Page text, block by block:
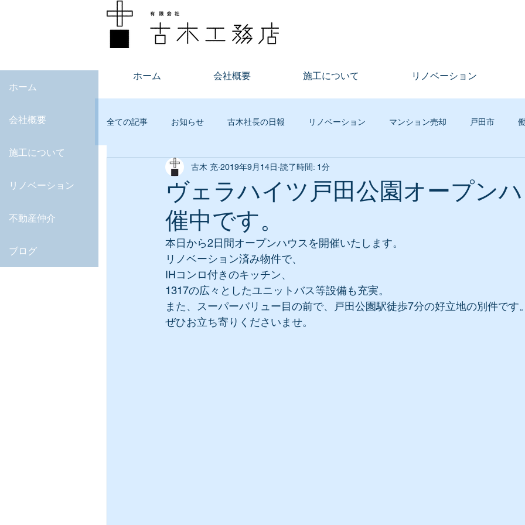
ホーム
会社概要
施工について
リノベーション
不動産仲介
ブログ
ホーム 会社概要 施工について リノベーション
全ての記事 お知らせ 古木社長の日報 リノベーション マンション売却 戸田市
オープンルーム 不動産 まちづくり
マンション査定 デジタルマーケティング
ヴェラハイツ戸田公園オープン
催中です。
古木 充 2019年9月14日 読了時間: 1分
本日から2日間オープンハウスを開催いたします。
リノベーション済み物件で、
IHコンロ付きのキッチン、
1317の広々としたユニットバス等設備も充実。
また、スーパーバリュー目の前で、戸田公園駅徒歩7分の好立地の別件です
ぜひお立ち寄りくださいませ。